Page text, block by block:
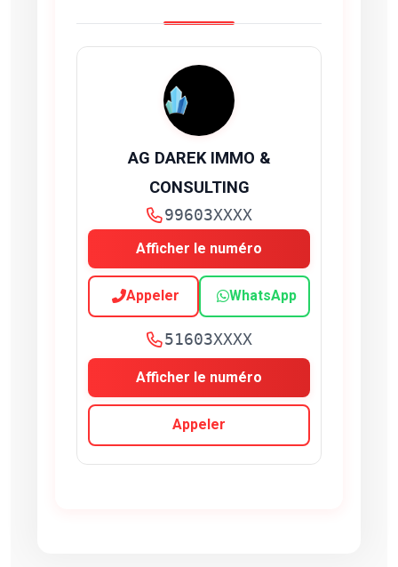
AG DAREK IMMO &
CONSULTING
99603XXXX
Afficher le numéro
Appeler WhatsApp
51603XXXX
Afficher le numéro
Appeler